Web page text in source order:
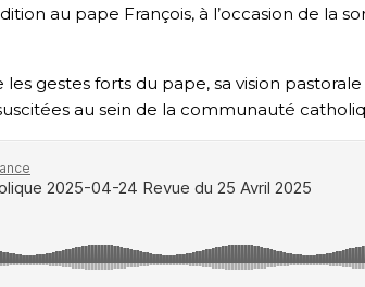
au pape François, à l’occasion de la
gestes forts du pape, sa vision
au sein de la communauté